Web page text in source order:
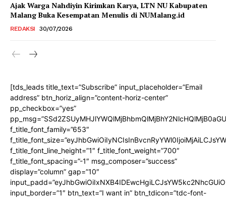
Ajak Warga Nahdiyin Kirimkan Karya, LTN NU Kabupaten
Malang Buka Kesempatan Menulis di NUMalang.id
REDAKSI 30/07/2026
[tds_leads title_text=”Subscribe” input_placeholder=”Email
address” btn_horiz_align=”content-horiz-center”
pp_checkbox=”yes”
f_title_font_family=”653″
f_title_font_line_height=”1″ f_title_font_weight=”700″
f_title_font_spacing=”-1″ msg_composer=”success”
display=”column” gap=”10″
input_border=”1″ btn_text=”I want in” btn_tdicon=”tdc-font-